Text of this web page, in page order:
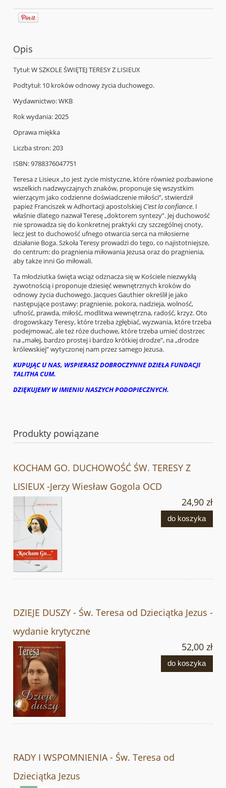
Opis
Tytuł: W SZKOLE ŚWIĘTEJ TERESY Z LISIEUX
Podtytuł: 10 kroków odnowy życia duchowego.
Wydawnictwo: WKB
Rok wydania: 2025
Oprawa miękka
Liczba stron: 203
ISBN: 9788376047751
Teresa z Lisieux „to jest życie mistyczne, które również pozbawione
wszelkich nadzwyczajnych znaków, proponuje się wszystkim
wierzącym jako codzienne doświadczenie miłości”, stwierdził
papież Franciszek w Adhortacji apostolskiej C’est la confiance. I
właśnie dlatego nazwał Teresę „doktorem syntezy”. Jej duchowość
nie sprowadza się do konkretnej praktyki czy szczególnej cnoty,
lecz jest to duchowość ufnego otwarcia serca na miłosierne
działanie Boga. Szkoła Teresy prowadzi do tego, co najistotniejsze,
do centrum: do pragnienia miłowania Jezusa oraz do pragnienia,
aby także inni Go miłowali.
Ta młodziutka święta wciąż odznacza się w Kościele niezwykłą
żywotnością i proponuje dziesięć wewnętrznych kroków do
odnowy życia duchowego. Jacques Gauthier określił je jako
następujące postawy: pragnienie, pokora, nadzieja, wolność,
ufność, prawda, miłość, modlitwa wewnętrzna, radość, krzyż. Oto
drogowskazy Teresy, które trzeba zgłębiać, wyzwania, które trzeba
podejmować, ale też róże duchowe, które trzeba umieć dostrzec
na „małej, bardzo prostej i bardzo krótkiej drodze”, na „drodze
królewskiej” wytyczonej nam przez samego Jezusa.
KUPUJĄC U NAS, WSPIERASZ DOBROCZYNNE DZIEŁA FUNDACJI
TALITHA CUM.
DZIĘKUJEMY W IMIENIU NASZYCH PODOPIECZNYCH.
Produkty powiązane
KOCHAM GO. DUCHOWOŚĆ ŚW. TERESY Z
LISIEUX -Jerzy Wiesław Gogola OCD
24,90 zł
do koszyka
DZIEJE DUSZY - Św. Teresa od Dzieciątka Jezus -
wydanie krytyczne
52,00 zł
do koszyka
RADY I WSPOMNIENIA - Św. Teresa od
Dzieciątka Jezus